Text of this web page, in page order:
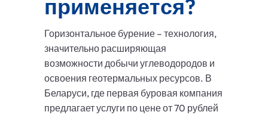
применяется?
Горизонтальное бурение – технология,
значительно расширяющая
возможности добычи углеводородов и
освоения геотермальных ресурсов. В
Беларуси, где первая буровая компания
предлагает услуги по цене от 70 рублей